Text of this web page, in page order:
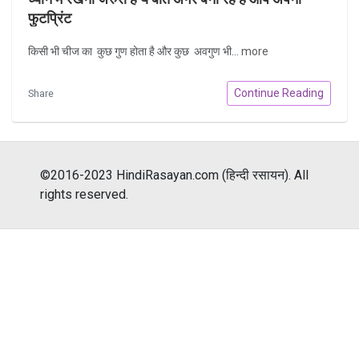
फुटप्रिंट
किसी भी चीज का कुछ गुण होता है और कुछ अवगुण भी... more
Share Continue Reading
©2016-2023 HindiRasayan.com (हिन्दी रसायन). All
rights reserved.